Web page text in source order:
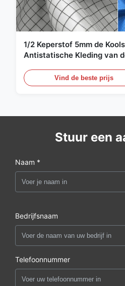
1/2 Keperstof 5mm de
Antistatische Kleding van
Vind de beste prijs
Stuur een
Naam *
Bedrijfsnaam
Telefoonnummer